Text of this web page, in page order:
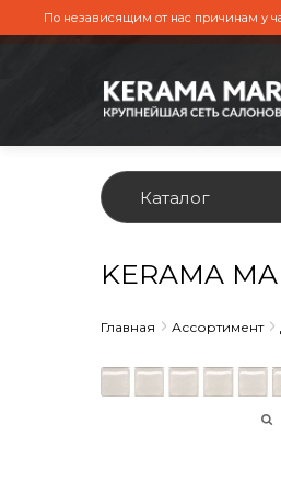
По независящим от нас причинам у
Каталог
KERAMA
Главная Ассортимент